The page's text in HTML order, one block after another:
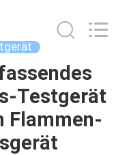
Testgerät
Flammen-